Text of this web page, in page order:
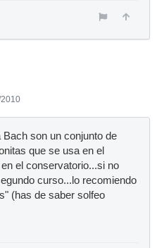
Bach son un conjunto de
que se usa en el
el conservatorio...si no
curso...lo recomiendo
(has de saber solfeo